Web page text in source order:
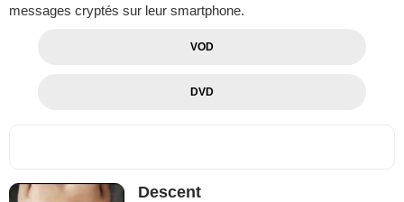
messages cryptés sur leur smartphone.
VOD
DVD
Descent